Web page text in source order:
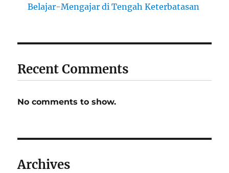
Belajar-Mengajar di Tengah Keterbatasan
Recent Comments
No comments to show.
Archives